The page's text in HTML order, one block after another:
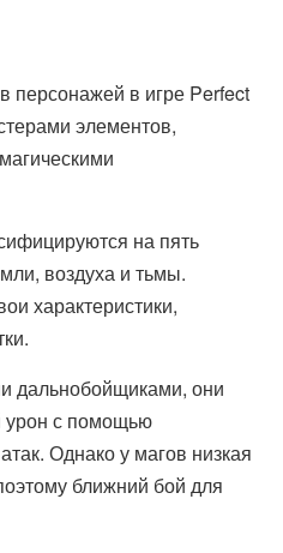
персонажей в игре Perfect
элементов,
на пять
воздуха и тьмы.
характеристики,
дальнобойщиками, они
урон с помощью
Однако у магов низкая
ближний бой для